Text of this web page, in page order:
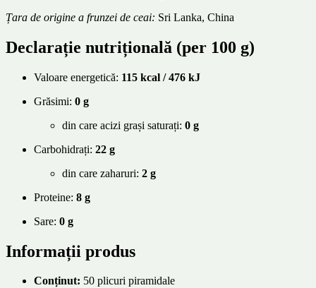
Țara de origine a frunzei de ceai: Sri Lanka, China
Declarație nutrițională (per 100 g)
Valoare energetică: 115 kcal / 476 kJ
Grăsimi: 0 g
din care acizi grași saturați: 0 g
Carbohidrați: 22 g
din care zaharuri: 2 g
Proteine: 8 g
Sare: 0 g
Informații produs
Conținut: 50 plicuri piramidale